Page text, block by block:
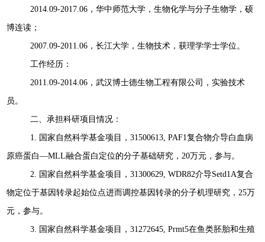
2014.09-2017.06 ，华中师范大学，生物化学与分子生物学，硕
博连读；
2007.09-201 1 .06 ，长江大学，生物技术，获理学学士学位。
工作经历：
201 1.09-2014.06 ，武汉博士德生物工程有限公司，实验技术
员。
二、承担科研项目情况：
1. 国家自然科学基金项目，31500613 , PAF1复合物介导白血病
原癌蛋白—MLL融合蛋白定位的分子基础研究， 20万元，参与。
2 国家自然科学基金项目，31300629 , WDR82介导Setd1A复合
物定位于基因转录起始位点进而调控基因转录的分子机理研究， 25万
元，参与。
3. 国家自然科学基金项目，31272645 , Prmt5在鱼类胚胎和生殖